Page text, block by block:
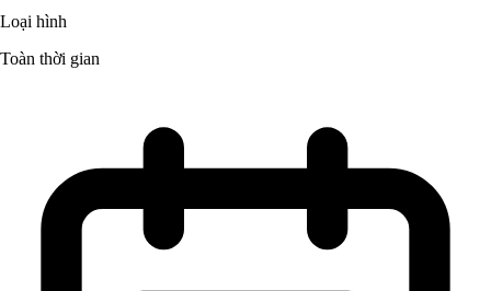
Loại hình
Toàn thời gian